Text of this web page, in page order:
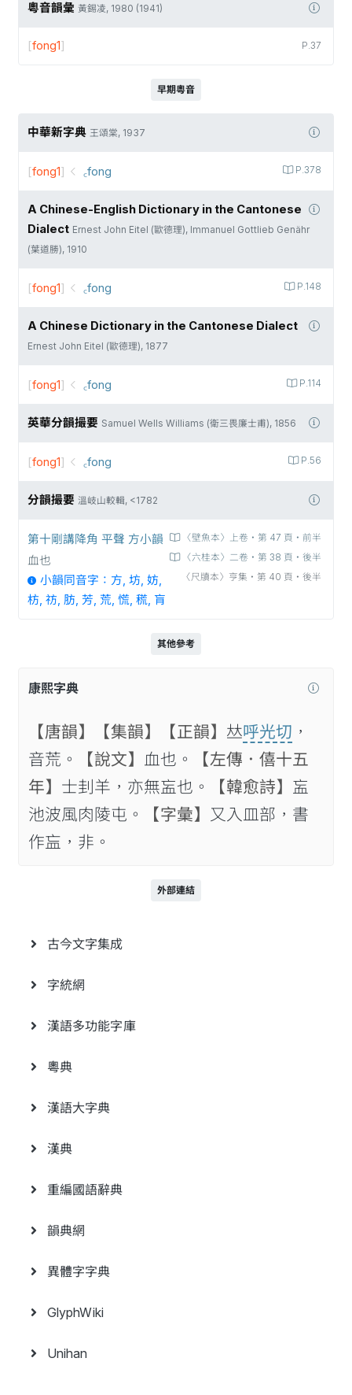
粵音韻彙 黃錫凌, 1980 (1941)
P.37
[fong1]
早期粵音
中華新字典 王頌棠, 1937
P.378
[fong1] ꜀fong
A Chinese-English Dictionary in the Cantonese
Dialect Ernest John Eitel (歐德理), Immanuel Gottlieb Genähr
(葉道勝), 1910
P.148
[fong1] ꜀fong
A Chinese Dictionary in the Cantonese Dialect
Ernest John Eitel (歐德理), 1877
P.114
[fong1] ꜀fong
英華分韻撮要 Samuel Wells Williams (衛三畏廉士甫), 1856
P.56
[fong1] ꜀fong
分韻撮要 溫岐山較輯, <1782
〈壁魚本〉上卷‧第 47 頁‧前半
〈六桂本〉二卷‧第 38 頁‧後半
〈尺牘本〉亨集‧第 40 頁‧後半
第十剛講降角 平聲 方小韻
血也
小韻同音字：方, 坊, 妨,
枋, 祊, 肪, 芳, 荒, 慌, 𥡃, 肓
其他參考
康熙字典
【唐韻】 【集韻】 【正韻】 𠀤呼光切 ，
音荒。
【說文】 血也。
【左傳．僖十五
年】 士刲羊，亦無衁也。 【韓愈詩】 衁
池波風肉陵屯。
【字彙】 又入皿部，書
作𥁃，非。
外部連結
古今文字集成
字統網
漢語多功能字庫
粵典
漢語大字典
漢典
重編國語辭典
韻典網
異體字字典
GlyphWiki
Unihan